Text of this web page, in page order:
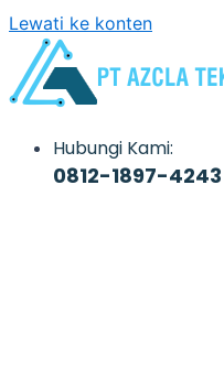
Lewati ke konten
Hubungi Kami:
0812-1897-4243